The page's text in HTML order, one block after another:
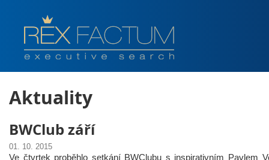
Aktuality
BWClub září
01. 10. 2015
Ve čtvrtek proběhlo setkání BWClubu s inspirativním Pavlem